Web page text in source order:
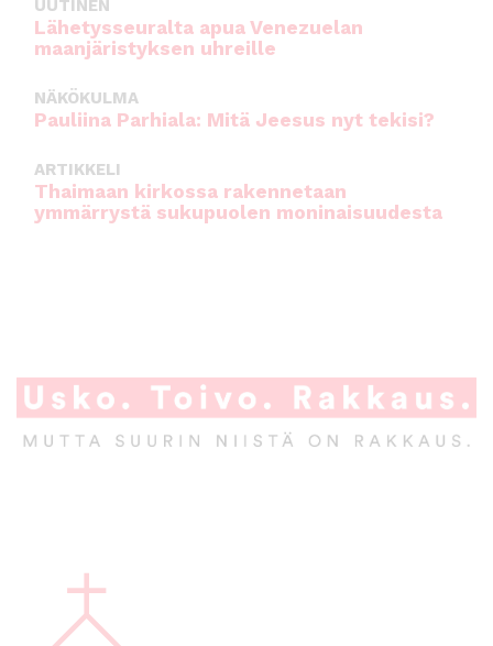
UUTINEN
Lähetysseuralta apua Venezuelan
maanjäristyksen uhreille
NÄKÖKULMA
Pauliina Parhiala: Mitä Jeesus nyt tekisi?
ARTIKKELI
Thaimaan kirkossa rakennetaan
ymmärrystä sukupuolen moninaisuudesta